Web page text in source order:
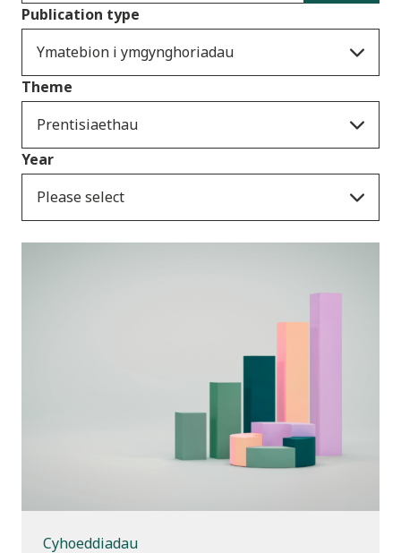
Publication type
Ymatebion i ymgynghoriadau
Theme
Prentisiaethau
Year
Please select
Cyhoeddiadau
Cyhoeddiadau